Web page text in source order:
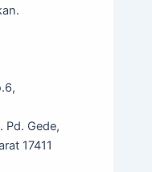
Pd. Gede,
17411